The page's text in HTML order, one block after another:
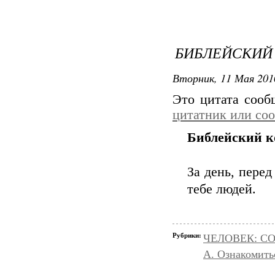
Вторник, 11 Мая
Это цитата
цитатник или
Библейский
За день,
тебе людей.
Рубрики: ЧЕЛОВЕК:
А.